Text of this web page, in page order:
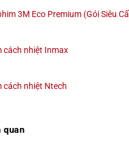
3M Eco Premium (Gói Siêu
cách nhiệt Inmax
cách nhiệt Ntech
quan